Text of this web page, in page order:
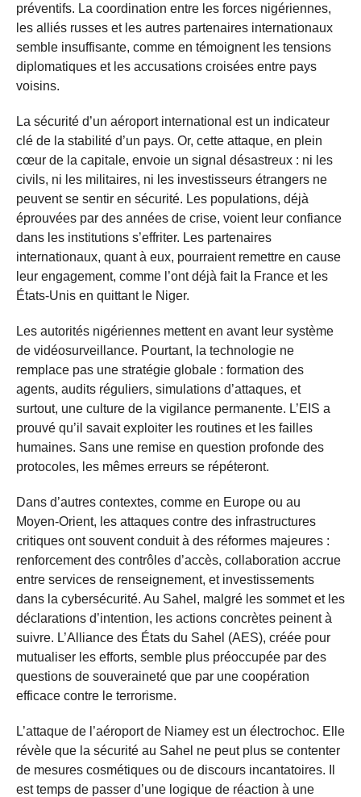
préventifs. La coordination entre les forces nigériennes,
les alliés russes et les autres partenaires internationaux
semble insuffisante, comme en témoignent les tensions
diplomatiques et les accusations croisées entre pays
voisins.
La sécurité d’un aéroport international est un indicateur
clé de la stabilité d’un pays. Or, cette attaque, en plein
cœur de la capitale, envoie un signal désastreux : ni les
civils, ni les militaires, ni les investisseurs étrangers ne
peuvent se sentir en sécurité. Les populations, déjà
éprouvées par des années de crise, voient leur confiance
dans les institutions s’effriter. Les partenaires
internationaux, quant à eux, pourraient remettre en cause
leur engagement, comme l’ont déjà fait la France et les
États-Unis en quittant le Niger.
Les autorités nigériennes mettent en avant leur système
de vidéosurveillance. Pourtant, la technologie ne
remplace pas une stratégie globale : formation des
agents, audits réguliers, simulations d’attaques, et
surtout, une culture de la vigilance permanente. L’EIS a
prouvé qu’il savait exploiter les routines et les failles
humaines. Sans une remise en question profonde des
protocoles, les mêmes erreurs se répéteront.
Dans d’autres contextes, comme en Europe ou au
Moyen-Orient, les attaques contre des infrastructures
critiques ont souvent conduit à des réformes majeures :
renforcement des contrôles d’accès, collaboration accrue
entre services de renseignement, et investissements
dans la cybersécurité. Au Sahel, malgré les sommet et les
déclarations d’intention, les actions concrètes peinent à
suivre. L’Alliance des États du Sahel (AES), créée pour
mutualiser les efforts, semble plus préoccupée par des
questions de souveraineté que par une coopération
efficace contre le terrorisme.
L’attaque de l’aéroport de Niamey est un électrochoc. Elle
révèle que la sécurité au Sahel ne peut plus se contenter
de mesures cosmétiques ou de discours incantatoires. Il
est temps de passer d’une logique de réaction à une